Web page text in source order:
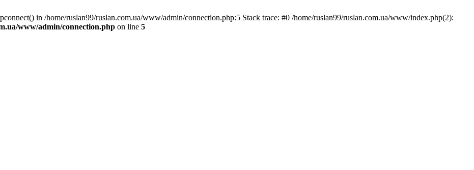
in /home/ruslan99/ruslan.com.ua/www/admin/connection.php:5 Stack trace: #0 /home/ruslan99/ruslan.com.ua/www/index.php(2):
www/admin/connection.php on line 5